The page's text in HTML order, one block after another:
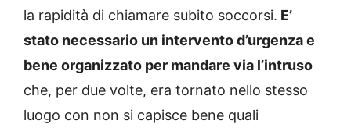
la rapidità di chiamare subito soccorsi. E’
stato necessario un intervento d’urgenza e
bene organizzato per mandare via l’intruso
che, per due volte, era tornato nello stesso
luogo con non si capisce bene quali